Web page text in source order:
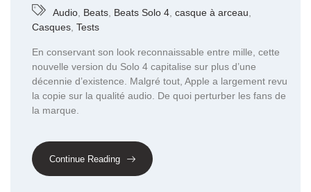
Audio Beats Beats Solo 4 casque à arceau
Casques Tests
En conservant son look reconnaissable entre mille, cette
nouvelle version du Solo 4 capitalise sur plus d’une
décennie d’existence. Malgré tout, Apple a largement revu
la copie sur la qualité audio. De quoi perturber les fans de
la marque.
Continue Reading